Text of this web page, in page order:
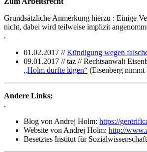
Grundsätzliche Anmerkung hierzu : Einige
nicht, dabei wird teilweise implizit
.
01.02.2017 //Kündigung wegen
09.01.2017 // taz // Rechtsanwalt
„Holm durfte lügen“ (Eisenberg
Andere Links:
.
Blog von Andrej Holm: https://
Website von Andrej Holm: http://
Besetztes Institut für